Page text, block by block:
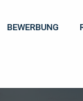
BEWERBUNG